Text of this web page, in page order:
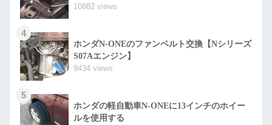
10882 views
4
ホンダN-ONEのファンベルト交換【Nシリーズ
S07Aエンジン】
9434 views
5
ホンダの軽自動車N-ONEに13インチのホイー
ルを使用する